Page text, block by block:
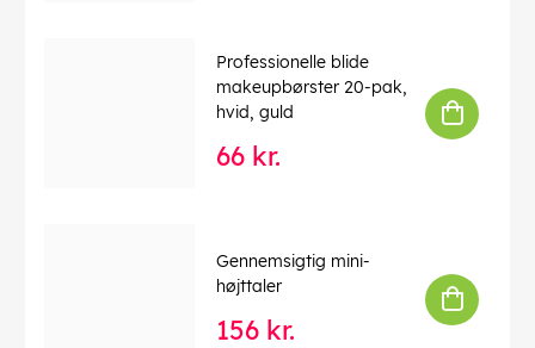
Professionelle blide
makeupbørster 20-pak,
hvid, guld
66 kr.
Gennemsigtig mini-
højttaler
156 kr.